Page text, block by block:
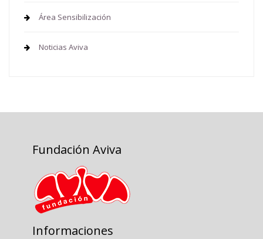
Área Sensibilización
Noticias Aviva
Fundación Aviva
Informaciones